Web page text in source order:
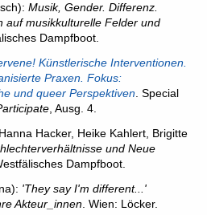
Musik, Gender. Differenz.
auf musikkulturelle Felder und
Dampfboot.
Künstlerische Interventionen.
Praxen. Fokus:
und queer Perspektiven . Special
, Ausg. 4.
Hacker, Heike Kahlert, Brigitte
und Neue
Dampfboot.
'They say I'm different...'
Akteur_innen . Wien: Löcker.